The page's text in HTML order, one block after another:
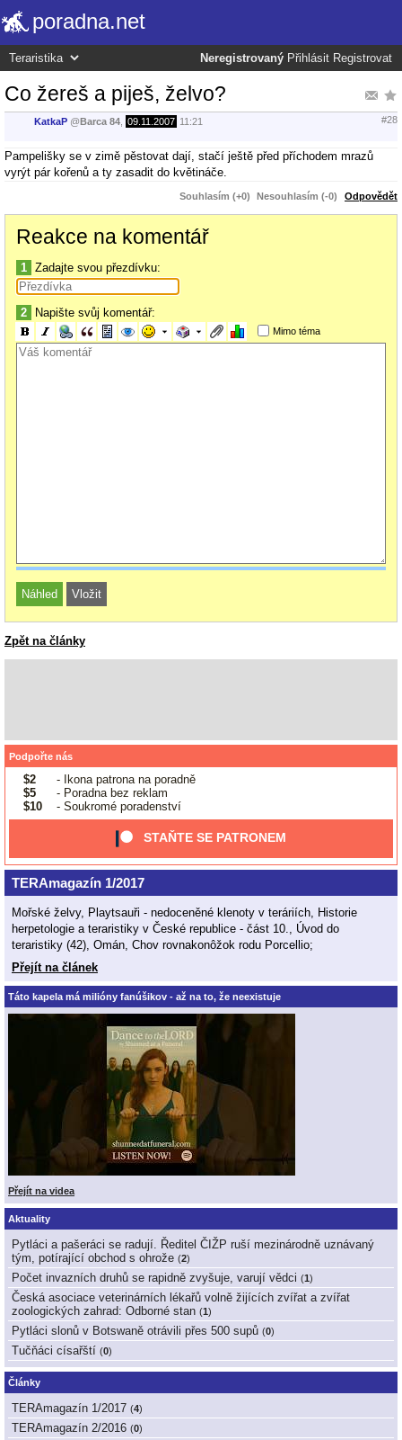
poradna.net
Neregistrovaný Přihlásit Registrovat
Co žereš a piješ, želvo?
KatkaP @Barca 84 09.11.2007 11:21 #28
Pampelišky se v zimě pěstovat dají, stačí ještě před příchodem mrazů
vyrýt pár kořenů a ty zasadit do květináče.
Souhlasím (+0) Nesouhlasím (-0) Odpovědět
Reakce na komentář
1 Zadajte svou přezdívku:
2 Napište svůj komentář:
Mimo téma
Zpět na články
Podpořte nás
$2
- Ikona patrona na poradně
$5
- Poradna bez reklam
$10
- Soukromé poradenství
STAŇTE SE PATRONEM
TERAmagazín 1/2017
Mořské želvy, Playtsauři - nedoceněné klenoty v teráriích, Historie
herpetologie a teraristiky v České republice - část 10., Úvod do
teraristiky (42), Omán, Chov rovnakonôžok rodu Porcellio;
Přejít na článek
Táto kapela má milióny fanúšikov - až na to, že neexistuje
Přejít na videa
Aktuality
Pytláci a pašeráci se radují. Ředitel ČIŽP ruší mezinárodně uznávaný
tým, potírající obchod s ohrože (2)
Počet invazních druhů se rapidně zvyšuje, varují vědci (1 )
Česká asociace veterinárních lékařů volně žijících zvířat a zvířat
zoologických zahrad: Odborné stan (1 )
Pytláci slonů v Botswaně otrávili přes 500 supů (0)
Tučňáci císařští (0)
Články
TERAmagazín 1/2017 (4)
TERAmagazín 2/2016 (0)